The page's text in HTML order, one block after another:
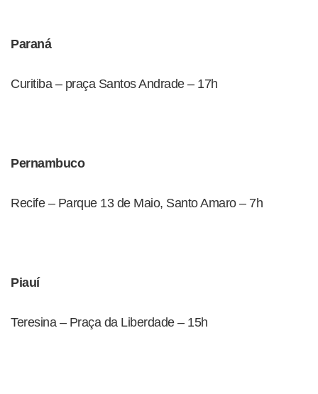
Paraná
Curitiba – praça Santos Andrade – 17h
Pernambuco
Recife – Parque 13 de Maio, Santo Amaro – 7h
Piauí
Teresina – Praça da Liberdade – 15h